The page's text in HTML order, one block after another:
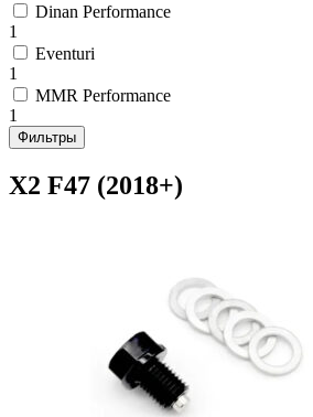
Dinan Performance
1
Eventuri
1
MMR Performance
1
Фильтры
X2 F47 (2018+)